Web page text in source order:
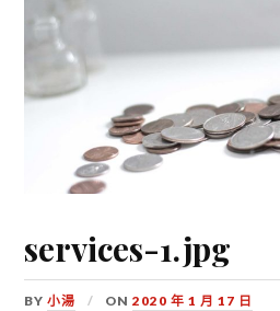
services-1.jpg
BY小湯 ON2020 年 1 月 17 日